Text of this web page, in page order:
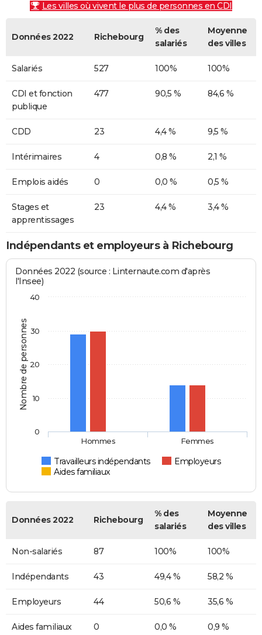
Les villes où vivent le plus de personnes en CDI
Données 2022 Richebourg
% des
salariés
Moyenne
des villes
Salariés 527 100% 100%
CDI et fonction
publique
477 90,5 % 84,6 %
CDD 23 4,4 % 9,5 %
Intérimaires 4 0,8 % 2,1 %
Emplois aidés 0 0,0 % 0,5 %
Stages et
apprentissages
23 4,4 % 3,4 %
Indépendants et employeurs à Richebourg
Nombre de personnes
Données 2022 (source : Linternaute.com d'après
l'Insee)
Travailleurs indépendants
Employeurs
Aides familiaux
Hommes Femmes
0
10
20
30
40
Données 2022 Richebourg
% des
salariés
Moyenne
des villes
Non-salariés 87 100% 100%
Indépendants 43 49,4 % 58,2 %
Employeurs 44 50,6 % 35,6 %
Aides familiaux 0 0,0 % 0,9 %